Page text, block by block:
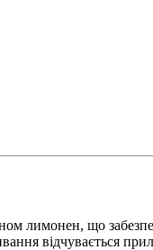
лимонен, що
відчувається